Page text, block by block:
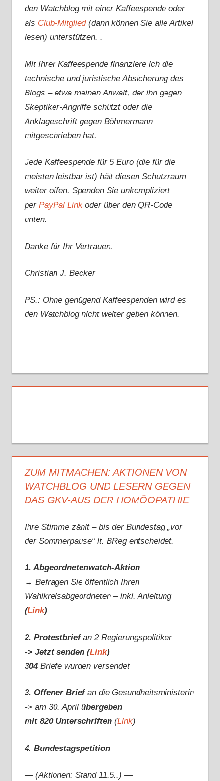
den Watchblog mit einer Kaffeespende oder
als Club-Mitglied(dann können Sie alle Artikel
lesen) unterstützen. .
Mit Ihrer Kaffeespende finanziere ich die
technische und juristische Absicherung des
Blogs – etwa meinen Anwalt, der ihn gegen
Skeptiker-Angriffe schützt oder die
Anklageschrift gegen Böhmermann
mitgeschrieben hat.
Jede Kaffeespende für 5 Euro (die für die
meisten leistbar ist) hält diesen Schutzraum
weiter offen. Spenden Sie unkompliziert
per PayPal Linkoder über den QR-Code
unten.
Danke für Ihr Vertrauen.
Christian J. Becker
PS.: Ohne genügend Kaffeespenden wird es
den Watchblog nicht weiter geben können.
ZUM MITMACHEN: AKTIONEN VON
WATCHBLOG UND LESERN GEGEN
DAS GKV-AUS DER HOMÖOPATHIE
Ihre Stimme zählt – bis der Bundestag „vor
der Sommerpause“ lt. BReg entscheidet.
1. Abgeordnetenwatch-Aktion
→ Befragen Sie öffentlich Ihren
Wahlkreisabgeordneten – inkl. Anleitung
(Link)
2. Protestbrief an 2 Regierungspolitiker
-> Jetzt senden (Link)
304Briefe wurden versendet
3. Offener Brief an die Gesundheitsministerin
-> am 30. April übergeben
mit 820 Unterschriften(Link)
4. Bundestagspetition
— (Aktionen: Stand 11.5..) —